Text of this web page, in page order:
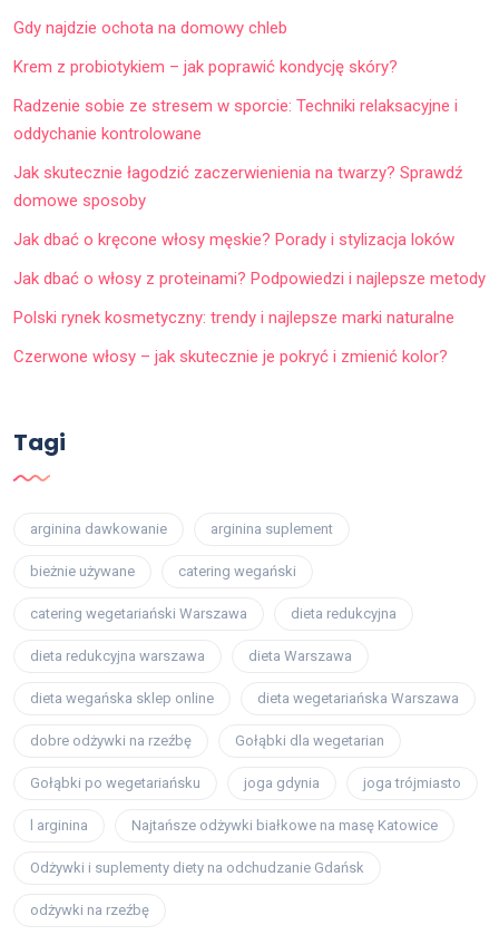
Gdy najdzie ochota na domowy chleb
Krem z probiotykiem – jak poprawić kondycję skóry?
Radzenie sobie ze stresem w sporcie: Techniki relaksacyjne i
oddychanie kontrolowane
Jak skutecznie łagodzić zaczerwienienia na twarzy? Sprawdź
domowe sposoby
Jak dbać o kręcone włosy męskie? Porady i stylizacja loków
Jak dbać o włosy z proteinami? Podpowiedzi i najlepsze metody
Polski rynek kosmetyczny: trendy i najlepsze marki naturalne
Czerwone włosy – jak skutecznie je pokryć i zmienić kolor?
Tagi
arginina dawkowanie arginina suplement
bieżnie używane catering wegański
catering wegetariański Warszawa dieta redukcyjna
dieta redukcyjna warszawa dieta Warszawa
dieta wegańska sklep online dieta wegetariańska Warszawa
dobre odżywki na rzeźbę Gołąbki dla wegetarian
Gołąbki po wegetariańsku joga gdynia joga trójmiasto
l arginina Najtańsze odżywki białkowe na masę Katowice
Odżywki i suplementy diety na odchudzanie Gdańsk
odżywki na rzeźbę